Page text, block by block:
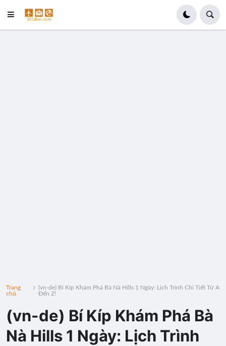
Trang
chủ
(vn-de) Bí Kíp Khám Phá Bà Nà Hills 1 Ngày: Lịch Trình Chi Tiết Từ A
Đến Z!
(vn-de) Bí Kíp Khám Phá Bà
Nà Hills 1 Ngày: Lịch Trình